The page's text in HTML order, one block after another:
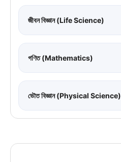
জীবন বিজ্ঞান (Life Science)
গণিত (Mathematics)
ভৌত বিজ্ঞান (Physical Science)